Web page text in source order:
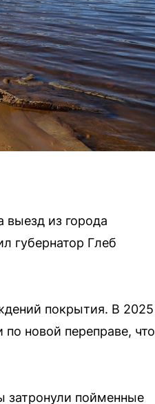
из города
губернатор Глеб
покрытия. В 2025
новой переправе, что
затронули пойменные